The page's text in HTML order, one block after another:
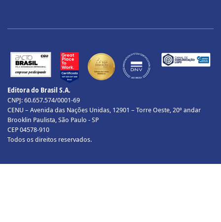
Editora do Brasil S.A.
CNPJ: 60.657.574/0001-69
CENU – Avenida das Nações Unidas, 12901 – Torre Oeste, 20º andar
Brooklin Paulista, São Paulo - SP
CEP 04578-910
Todos os direitos reservados.